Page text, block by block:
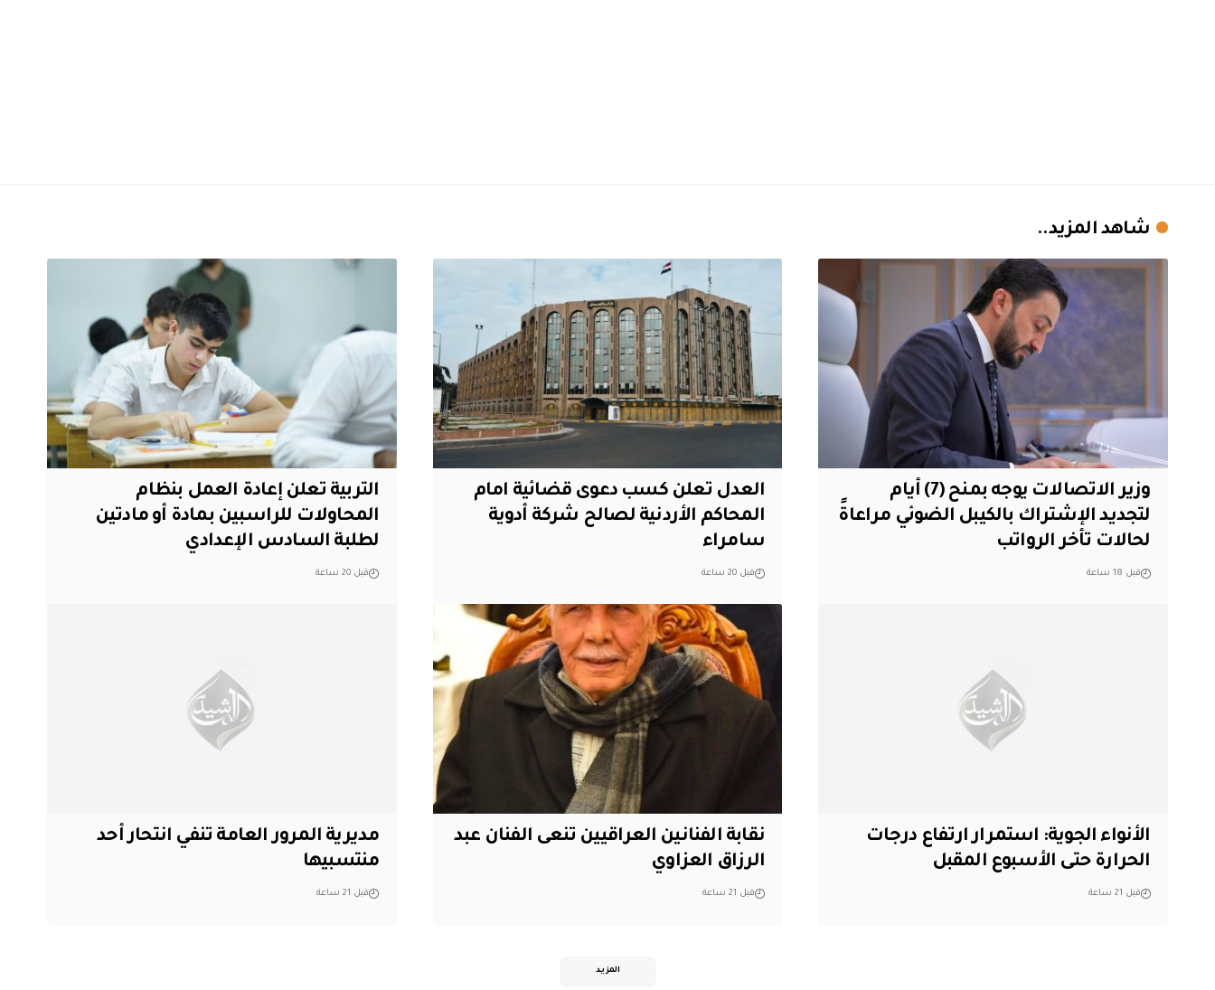
شاهد المزيد..
وزير الاتصالات يوجه بمنح (7) أيام
لتجديد الإشتراك بالكيبل الضوئي مراعاةً
لحالات تأخر الرواتب
قبل 18 ساعة
العدل تعلن كسب دعوى قضائية امام
المحاكم الأردنية لصالح شركة أدوية
سامراء
قبل 20 ساعة
التربية تعلن إعادة العمل بنظام
المحاولات للراسبين بمادة أو مادتين
لطلبة السادس الإعدادي
قبل 20 ساعة
الأنواء الجوية: استمرار ارتفاع درجات
الحرارة حتى الأسبوع المقبل
قبل 21 ساعة
نقابة الفنانين العراقيين تنعى الفنان عبد
الرزاق العزاوي
قبل 21 ساعة
مديرية المرور العامة تنفي انتحار أحد
منتسبيها
قبل 21 ساعة
المزيد